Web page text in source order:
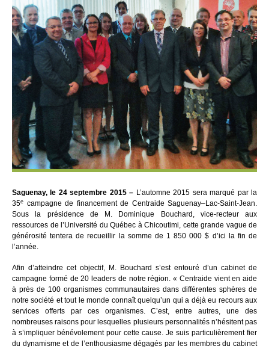
Saguenay, le 24 septembre 2015 – L’automne 2015 sera marqué par la
35e campagne de financement de Centraide Saguenay–Lac-Saint-Jean.
Sous la présidence de M. Dominique Bouchard, vice-recteur aux
ressources de l’Université du Québec à Chicoutimi, cette grande vague de
générosité tentera de recueillir la somme de 1 850 000 $ d’ici la fin de
l’année.
Afin d’atteindre cet objectif, M. Bouchard s’est entouré d’un cabinet de
campagne formé de 20 leaders de notre région. « Centraide vient en aide
à près de 100 organismes communautaires dans différentes sphères de
notre société et tout le monde connaît quelqu’un qui a déjà eu recours aux
services offerts par ces organismes. C’est, entre autres, une des
nombreuses raisons pour lesquelles plusieurs personnalités n’hésitent pas
à s’impliquer bénévolement pour cette cause. Je suis particulièrement fier
du dynamisme et de l’enthousiasme dégagés par les membres du cabinet